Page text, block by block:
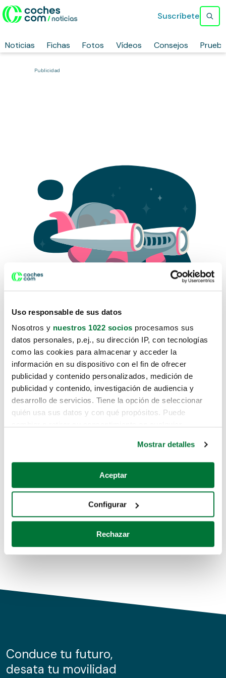
Uso responsable de sus datos
Nosotros y nuestros 1022 socios procesamos sus
datos personales, p.ej., su dirección IP, con tecnologías
como las cookies para almacenar y acceder la
información en su dispositivo con el fin de ofrecer
publicidad y contenido personalizados, medición de
publicidad y contenido, investigación de audiencia y
desarrollo de servicios. Tiene la opción de seleccionar
quién usa sus datos y con qué propósitos. Puede
Si lo permite, también quisiéramos:
Recopilar información sobre su ubicación geográfica
Identificar su dispositivo analizándolo activamente
para buscar características específicas (huellas
Obtenga más información sobre cómo se procesan sus
de cookies.
información sobre el uso que haga del sitio web con
nuestros partners de redes sociales, publicidad y análisis
Mostrar detalles
Aceptar
Configurar
Rechazar
Noticias Fichas Fotos Vídeos Consejos
Suscríbete
Publicidad
Lo sentimos, no sabemos como
te hemos traido hasta aquí.
Pero puedes encontrar el coche que estás
buscando en alguno de estos enlaces:
Coches de segunda mano
Coches de km0
Conduce tu futuro,
desata tu movilidad